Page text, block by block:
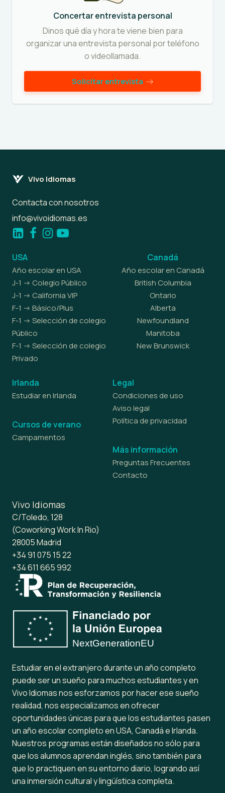
Concertar entrevista personal
Dinos qué día y hora te viene bien para
organizar una entrevista personal por teléfono
o videollamada.
Solicitar entrevista
Vivo Idiomas
Contacta con nosotros
info@vivoidiomas.es
USA
Año escolar en USA
J-1 -> Colegio Público
J-1 -> California VIP
F-1 -> Básico/Plus
F-1 -> Selección de colegio
Público
F-1 -> Selección de colegio
Privado
Canadá
Año escolar en Canadá
British Columbia
Ontario
Alberta
Newfoundland
Manitoba
New Brunswick
Irlanda
Estudiar en Irlanda
Cursos de verano
Campamentos
Legal
Condiciones de uso
Aviso legal
Política de privacidad
Más información
Preguntas Frecuentes
Contacto
Vivo Idiomas
C/Toledo, 128
(Coworking Work In Rio)
28005 Madrid
+34 91 075 15 22
+34 611 665 992
Estudiar en el extranjero durante un año completo
puede ser un sueño para muchos estudiantes y en
Vivo Idiomas nos esforzamos por hacer ese sueño
realidad, nos especializamos en ofrecer
oportunidades únicas para que los estudiantes pasen
un año escolar completo en USA, Canadá e Irlanda.
Nuestros programas están diseñados no sólo para
que los alumnos aprendan inglés, sino también para
que lo practiquen en su entorno diario, logrando así
una inmersión cultural y lingüística completa.